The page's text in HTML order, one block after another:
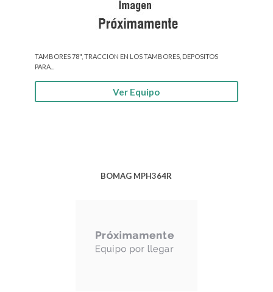
TAMBORES 78", TRACCION EN LOS TAMBORES, DEPOSITOS
PARA...
Ver Equipo
BOMAG MPH364R